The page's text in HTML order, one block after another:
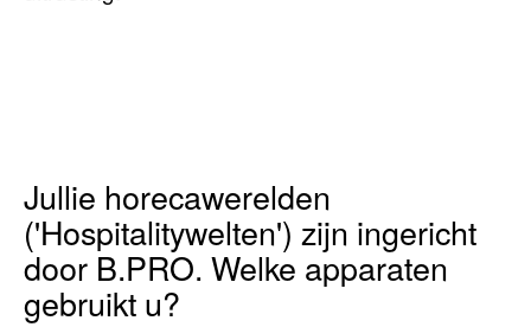
Jullie horecawerelden
('Hospitalitywelten') zijn ingericht
door B.PRO. Welke apparaten
gebruikt u?